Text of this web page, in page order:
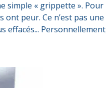
simple « grippette ».
ont peur. Ce n’est pas
effacés...